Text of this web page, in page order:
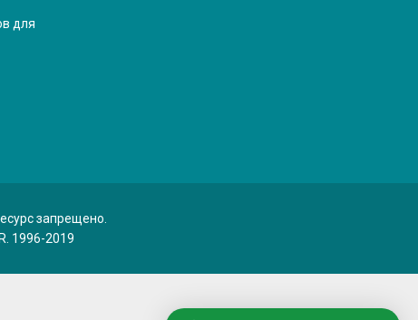
для
запрещено.
1996-2019